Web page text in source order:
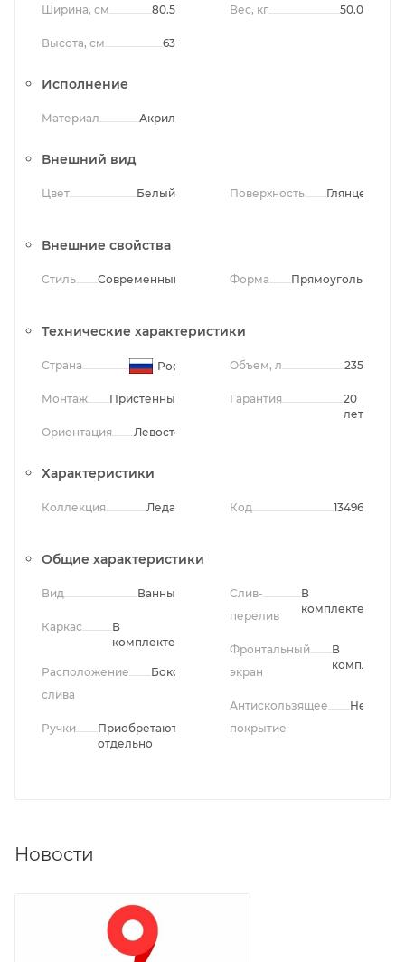
Ширина, см 80.5
Высота, см 63
Вес, кг 50.0
Исполнение
Материал Акрил
Внешний вид
Цвет Белый Поверхность Глянцевая
Внешние свойства
Стиль Современный Форма Прямоугольная
Технические характеристики
Страна Россия
Монтаж Пристенный
Ориентация Левосторонняя
Объем, л 235
Гарантия
20
лет
Характеристики
Коллекция Леда Код 13496
Общие характеристики
Вид Ванны
Каркас
В
комплекте
Расположение
слива
Боковое
Ручки
Приобретаются
отдельно
Слив-
перелив
В
комплекте
Фронтальный
экран
В
комплекте
Антискользящее
покрытие
Нет
Новости